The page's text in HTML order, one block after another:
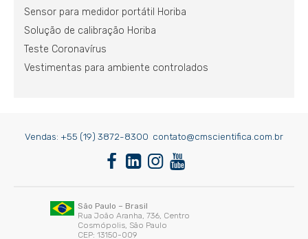
Sensor para medidor portátil Horiba
Solução de calibração Horiba
Teste Coronavírus
Vestimentas para ambiente controlados
Vendas: +55 (19) 3872-8300 contato@cmscientifica.com.br
São Paulo – Brasil
Rua João Aranha, 736, Centro
Cosmópolis, São Paulo
CEP: 13150-009